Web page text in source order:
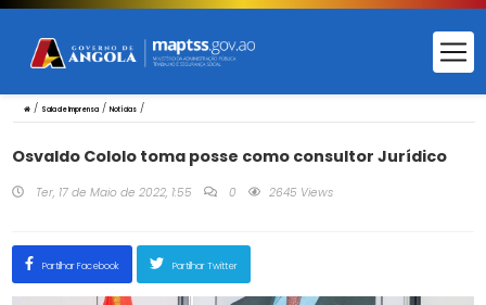
/ Sala de Imprensa/ Notícias/
Osvaldo Cololo toma posse como consultor Jurídico
Ter, 17 de Maio de 2022, 1:55 0 2645 Views
Partilhar Facebook Partilhar Twitter